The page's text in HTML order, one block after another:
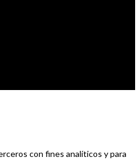
de Andrés Romero.
lo que hace cada día
con fines analíticos y para